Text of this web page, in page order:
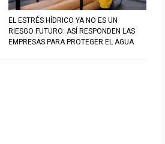
EL ESTRÉS HÍDRICO YA NO ES UN
RIESGO FUTURO: ASÍ RESPONDEN LAS
EMPRESAS PARA PROTEGER EL AGUA